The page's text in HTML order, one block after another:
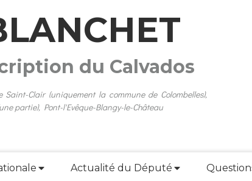
du Calvados
Clair (uniquement la commune de Colombelles),
partie), Pont-l'Evêque-Blangy-le-Château
Actualité du Député